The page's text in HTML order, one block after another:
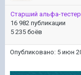
Старший альфа-тестер
16 982 публикации
5 235 боёв
Опубликовано: 5 июн